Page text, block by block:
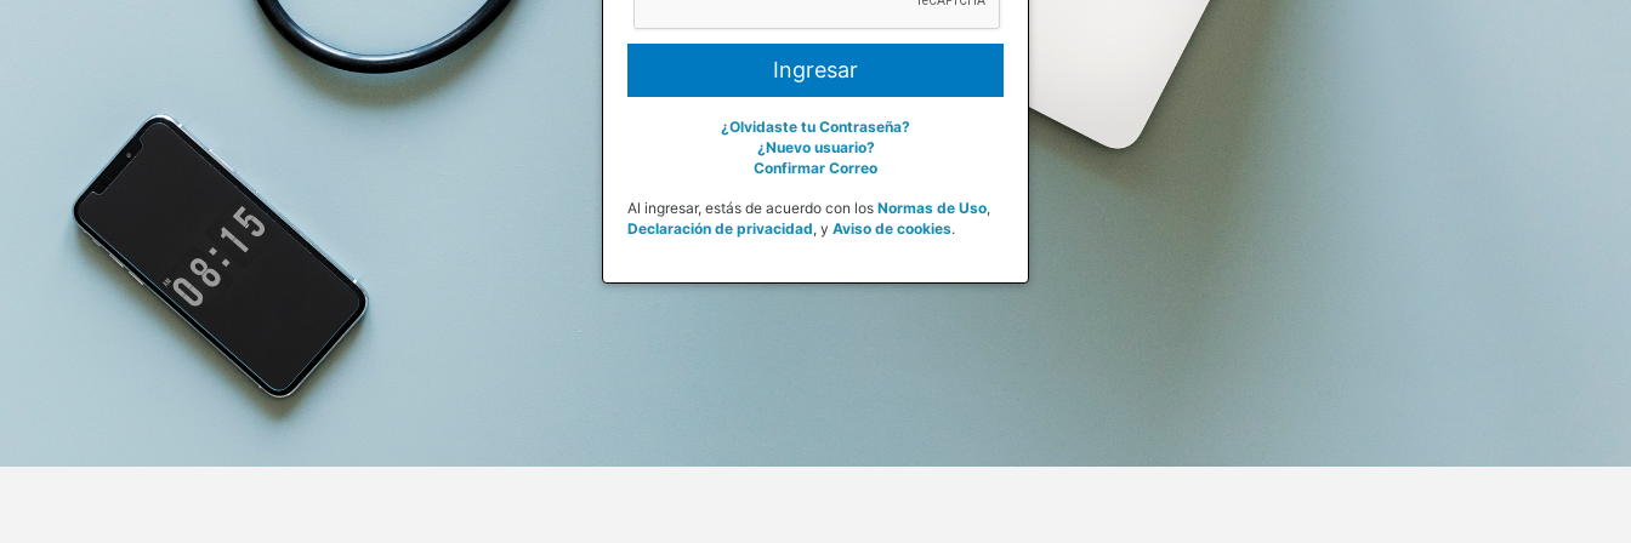
¿Olvidaste tu Contraseña?
¿Nuevo usuario?
Confirmar Correo
Al ingresar, estás de acuerdo con los Normas de Uso,
Declaración de privacidad, y Aviso de cookies.